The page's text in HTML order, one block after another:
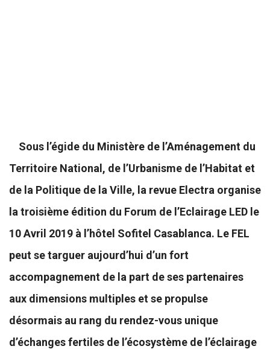
Sous l’égide du Ministère de l’Aménagement du
Territoire National, de l’Urbanisme de l’Habitat et
de la Politique de la Ville, la revue Electra organise
la troisième édition du Forum de l’Eclairage LED le
10 Avril 2019 à l’hôtel Sofitel Casablanca. Le FEL
peut se targuer aujourd’hui d’un fort
accompagnement de la part de ses partenaires
aux dimensions multiples et se propulse
désormais au rang du rendez-vous unique
d’échanges fertiles de l’écosystème de l’éclairage